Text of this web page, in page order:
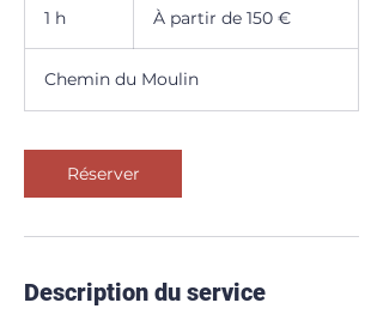
1 h
partir
euros
À partir de 150 €
Chemin du Moulin
Réserver
Description du service